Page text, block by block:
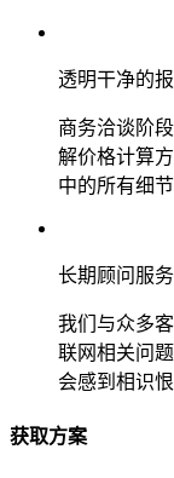
透明干净的
商务洽谈阶
解价格计算
中的所有细节
长期顾问服务
我们与众多
联网相关问
会感到相识恨
获取方案